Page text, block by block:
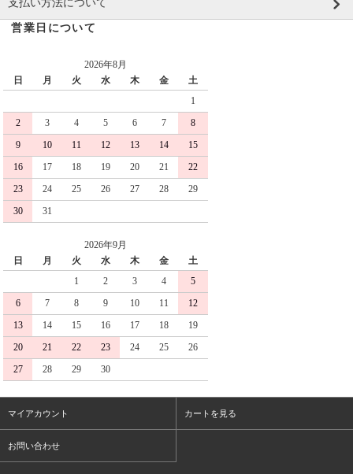
支払い方法について
営業日について
2026年8月
日
月 火 水 木 金
土
1
2
3 4 5 6 7
8
9
10 11 12 13 14
15
16
17 18 19 20 21
22
23
24 25 26 27 28
29
30
31
2026年9月
日
月 火 水 木 金
土
1
2 3 4
5
6
7 8 9 10 11
12
13
14 15 16 17 18
19
20
21 22 23 24 25
26
27
28 29 30
マイアカウント カートを見る
お問い合わせ